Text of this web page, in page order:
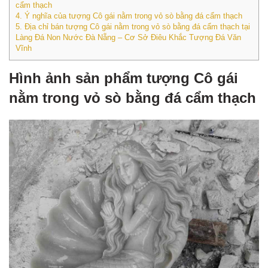
cẩm thạch
4. Ý nghĩa của tượng Cô gái nằm trong vỏ sò bằng đá cẩm thạch
5. Địa chỉ bán tượng Cô gái nằm trong vỏ sò bằng đá cẩm thạch tại
Làng Đá Non Nước Đà Nẵng – Cơ Sở Điêu Khắc Tượng Đá Văn
Vĩnh
Hình ảnh sản phẩm tượng Cô gái
nằm trong vỏ sò bằng đá cẩm thạch